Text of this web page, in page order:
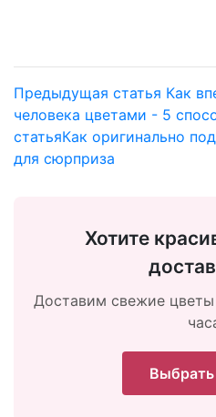
Предыдущая статья Как
человека цветами - 5
статьяКак оригинально
для сюрприза
Хотите
Доставим свежие цветы
Выбрать